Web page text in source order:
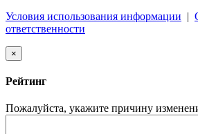
Условия использования информации |
ответственности
×
Рейтинг
Пожалуйста, укажите причину